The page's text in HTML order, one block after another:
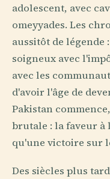
adolescent, avec
omeyyades. Les
aussitôt de
soigneux avec
avec les
d'avoir l'âge de
Pakistan
brutale : la faveur
qu'une victoire sur
Des siècles plus